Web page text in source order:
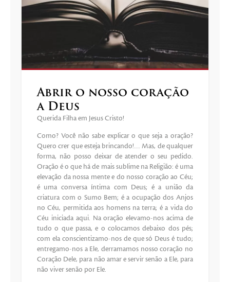
Abrir o nosso coração
a Deus
Querida Filha em Jesus Cristo!
Como? Você não sabe explicar o que seja a oração?
Quero crer que esteja brincando!… Mas, de qualquer
forma, não posso deixar de atender o seu pedido.
Oração é o que há de mais sublime na Religião: é uma
elevação da nossa mente e do nosso coração ao Céu;
é uma conversa íntima com Deus; é a união da
criatura com o Sumo Bem; é a ocupação dos Anjos
no Céu, permitida aos homens na terra; é a vida do
Céu iniciada aqui. Na oração elevamo-nos acima de
tudo o que passa, e o colocamos debaixo dos pés;
com ela conscientizamo-nos de que só Deus é tudo;
entregamo-nos a Ele, derramamos nosso coração no
Coração Dele, para não amar e servir senão a Ele, para
não viver senão por Ele.